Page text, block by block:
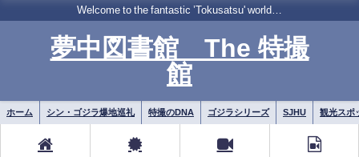
Welcome to the fantastic ’Tokusatsu' world…
夢中図書館 The 特撮
館
ホーム シン・ゴジラ爆地巡礼 特撮のDNA ゴジラシリーズ SJHU 観光スポ